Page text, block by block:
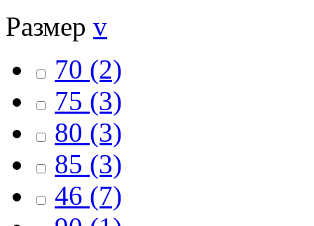
Размер v
70 (2)
75 (3)
80 (3)
85 (3)
46 (7)